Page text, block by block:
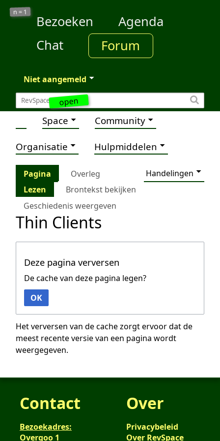
open
n = 1
Bezoeken
Agenda
Chat
Forum
Niet aangemeld
Space Community
Organisatie Hulpmiddelen
Pagina Overleg
Handelingen
Lezen
Brontekst bekijken
Geschiedenis weergeven
Thin Clients
Deze pagina verversen
De cache van deze pagina legen?
OK
Het verversen van de cache zorgt ervoor dat de
meest recente versie van een pagina wordt
weergegeven.
Contact
Bezoekadres:
Overgoo 1
Over
Privacybeleid
Over RevSpace